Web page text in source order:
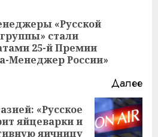
«Русской
стали
25-й Премии
Менеджер России»
Далее
«Русское
яйцеварки и
яичницу